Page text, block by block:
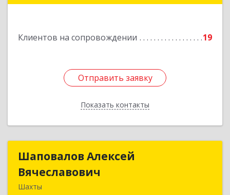
Клиентов на сопровождении 19
Отправить заявку
Показать контакты
Отправить заявку
Назад
Шаповалов Алексей
Вячеславович
Шахты
Шаповалов Алексей